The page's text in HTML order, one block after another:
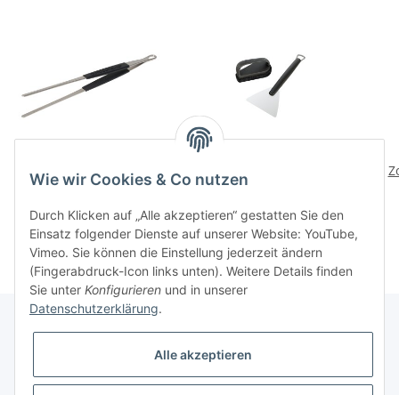
Pinzette
34,90 CHF*
29,90 CHF
Wie wir Cookies & Co nutzen
Durch Klicken auf „Alle akzeptieren“ gestatten Sie den
Einsatz folgender Dienste auf unserer Website: YouTube,
Vimeo. Sie können die Einstellung jederzeit ändern
(Fingerabdruck-Icon links unten). Weitere Details finden
Sie unter Konfigurieren und in unserer
Datenschutzerklärung.
Alle akzeptieren